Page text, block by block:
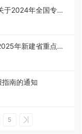
于2024年全国专
南的通知
5